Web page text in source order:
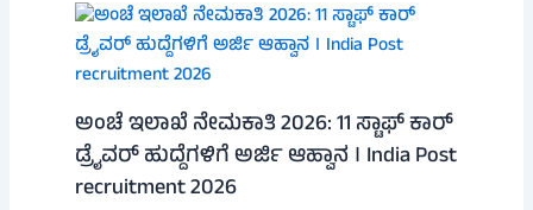
ಅಂಚೆ ಇಲಾಖೆ ನೇಮಕಾತಿ 2026: 11 ಸ್ಟಾಫ್ ಕಾರ್
ಡ್ರೈವರ್ ಹುದ್ದೆಗಳಿಗೆ ಅರ್ಜಿ ಆಹ್ವಾನ । India Post
recruitment 2026